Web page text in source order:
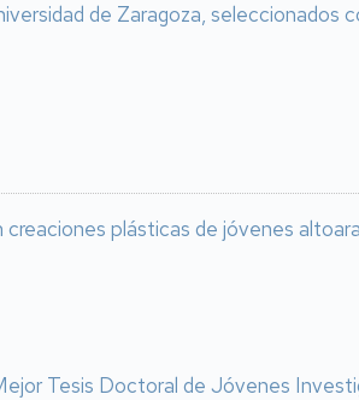
de Zaragoza, seleccionados
plásticas de jóvenes
Tesis Doctoral de Jóvenes